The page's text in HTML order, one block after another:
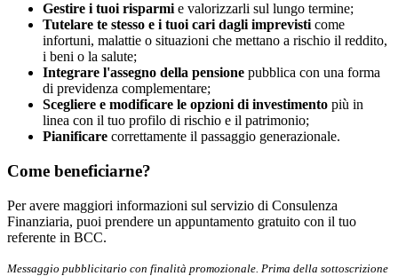
Gestire i tuoi risparmie valorizzarli sul lungo termine;
Tutelare te stesso e i tuoi cari dagli imprevisticome
infortuni, malattie o situazioni che mettano a rischio il reddito,
i beni o la salute;
Integrare l'assegno della pensione pubblica con una forma
di previdenza complementare;
Scegliere e modificare le opzioni di investimento più in
linea con il tuo profilo di rischio e il patrimonio;
Pianificare correttamente il passaggio generazionale.
Come beneficiarne?
Per avere maggiori informazioni sul servizio di Consulenza
Finanziaria, puoi prendere un appuntamento gratuito con il tuo
referente in BCC.
Messaggio pubblicitario con finalità promozionale. Prima della sottoscrizione